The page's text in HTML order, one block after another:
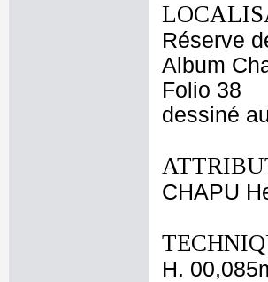
Réserve
Album
Folio 38
dessiné
CHAPU
H.